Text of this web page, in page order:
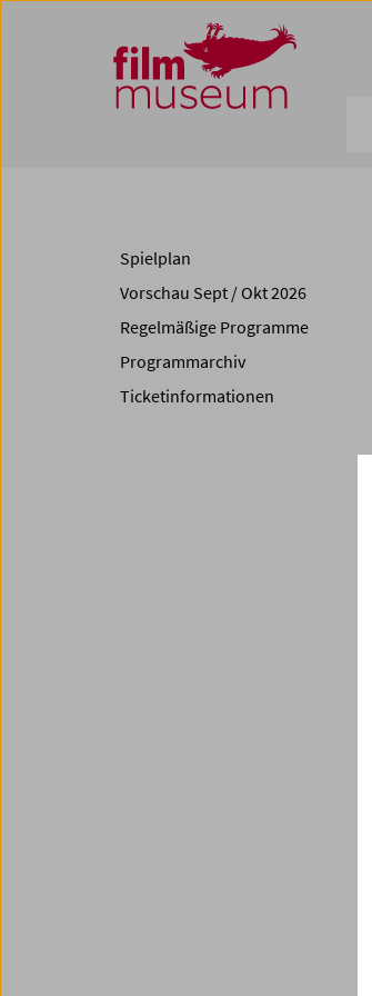
Zum Inhalt
Zum Hauptmenü
Zur Servicenavigation
Zum Suche
Spielplan
Vorschau Sept / Okt 2026
Regelmäßige Programme
Programmarchiv
Ticketinformationen